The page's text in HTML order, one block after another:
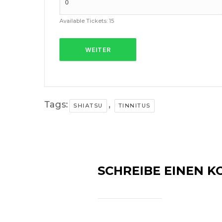
Available Tickets: 15
WEITER
Tags: SHIATSU , TINNITUS
SCHREIBE EINEN